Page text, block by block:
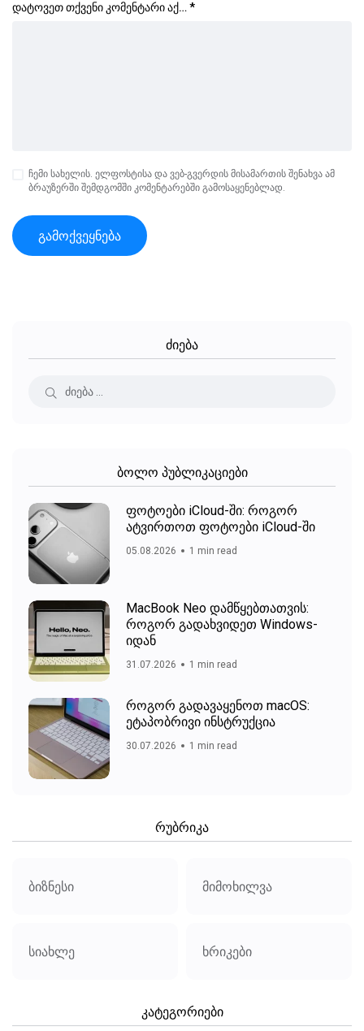
დატოვეთ თქვენი კომენტარი აქ… *
ჩემი სახელის. ელფოსტისა და ვებ-გვერდის მისამართის შენახვა ამ
ბრაუზერში შემდგომში კომენტარებში გამოსაყენებლად.
ძიება
ბოლო პუბლიკაციები
ფოტოები iCloud-ში: როგორ
ატვირთოთ ფოტოები iCloud-ში
05.08.2026 1 min read
MacBook Neo დამწყებთათვის:
როგორ გადახვიდეთ Windows-
იდან
31.07.2026 1 min read
როგორ გადავაყენოთ macOS:
ეტაპობრივი ინსტრუქცია
30.07.2026 1 min read
რუბრიკა
ბიზნესი მიმოხილვა
სიახლე ხრიკები
კატეგორიები